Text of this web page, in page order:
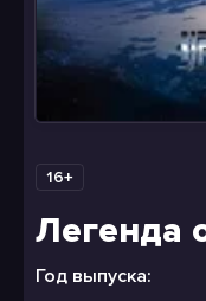
16+
Легенда
Год выпуска: